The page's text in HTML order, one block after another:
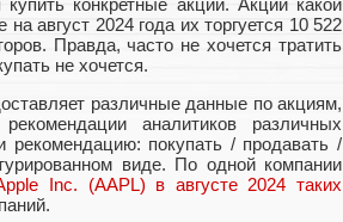
конкретные акции. Акции какой
август 2024 года их торгуется 10 522
Правда, часто не хочется тратить
не хочется.
различные данные по акциям,
аналитиков различных
рекомендацию: покупать / продавать /
виде. По одной компании
Inc. (AAPL) в августе 2024 таких